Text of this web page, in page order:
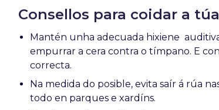
Consellos para coidar a
Mantén unha adecuada hixiene
empurrar a cera contra o tímpano. E
correcta.
Na medida do posible, evita saír á rúa
todo en parques e xardíns.